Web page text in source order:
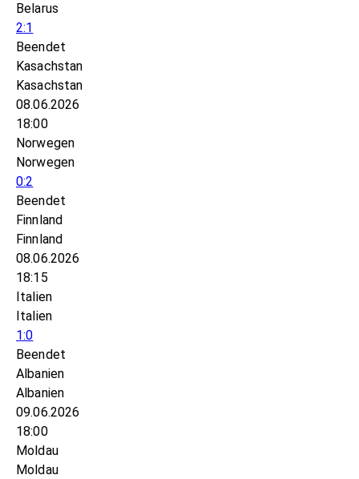
Belarus
2:1
Beendet
Kasachstan
Kasachstan
08.06.2026
18:00
Norwegen
Norwegen
0:2
Beendet
Finnland
Finnland
08.06.2026
18:15
Italien
Italien
1:0
Beendet
Albanien
Albanien
09.06.2026
18:00
Moldau
Moldau